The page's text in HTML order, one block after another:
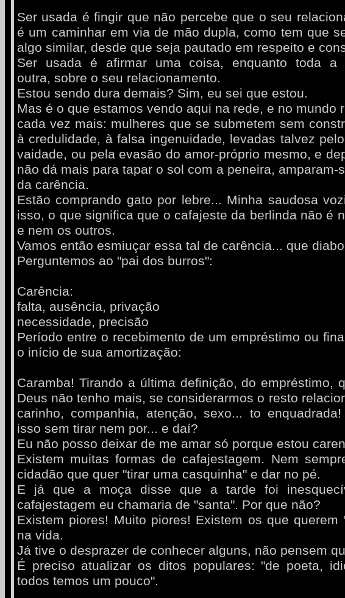
Ser usada é fingir que não percebe que o seu
é um caminhar em via de mão dupla, como tem que
algo similar, desde que seja pautado em respeito e
Ser usada é afirmar uma coisa, enquanto toda a
outra, sobre o seu relacionamento.
Estou sendo dura demais? Sim, eu sei que estou.
Mas é o que estamos vendo aqui na rede, e no mundo
cada vez mais: mulheres que se submetem sem
à credulidade, à falsa ingenuidade, levadas talvez
vaidade, ou pela evasão do amor-próprio mesmo, e
não dá mais para tapar o sol com a peneira, amparam-
da carência.
Estão comprando gato por lebre... Minha saudosa
isso, o que significa que o cafajeste da berlinda não é
e nem os outros.
Vamos então esmiuçar essa tal de carência... que
Perguntemos ao "pai dos burros":
Carência:
falta, ausência, privação
necessidade, precisão
Período entre o recebimento de um empréstimo ou
o início de sua amortização:
Caramba! Tirando a última definição, do empréstimo,
Deus não tenho mais, se considerarmos o resto
carinho, companhia, atenção, sexo... to
isso sem tirar nem por... e daí?
Eu não posso deixar de me amar só porque estou
Existem muitas formas de cafajestagem. Nem
cidadão que quer "tirar uma casquinha" e dar no pé.
E já que a moça disse que a tarde foi
cafajestagem eu chamaria de "santa". Por que não?
Existem piores! Muito piores! Existem os que querem
na vida.
Já tive o desprazer de conhecer alguns, não pensem
É preciso atualizar os ditos populares: "de poeta,
todos temos um pouco".